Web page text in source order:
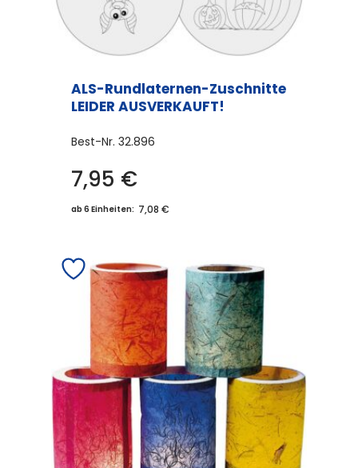
ALS-Rundlaternen-Zuschnitte
LEIDER AUSVERKAUFT!
Best-Nr. 32.896
7,95 €
ab 6 Einheiten: 7,08 €